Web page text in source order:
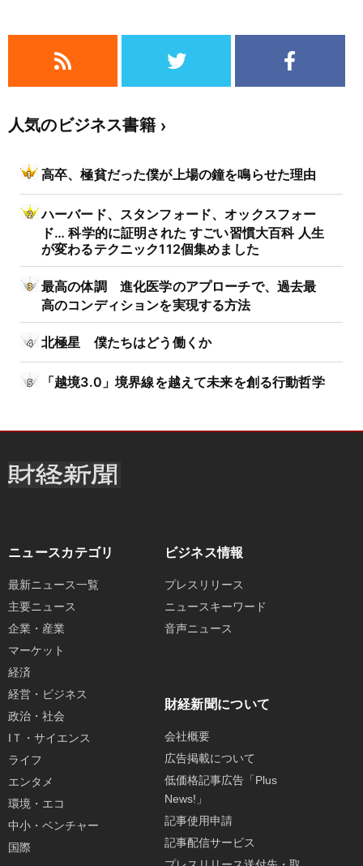
人気のビジネス書籍
高卒、極貧だった僕が上場の鐘を鳴らせた理由
ハーバード、スタンフォード、オックスフォー
ド… 科学的に証明された すごい習慣大百科 人生
が変わるテクニック112個集めました
最高の体調 進化医学のアプローチで、過去最
高のコンディションを実現する方法
北極星 僕たちはどう働くか
「越境3.0」境界線を越えて未来を創る行動哲学
ニュースカテゴリ
最新ニュース一覧
主要ニュース
企業・産業
マーケット
経済
経営・ビジネス
政治・社会
IＴ・サイエンス
ライフ
エンタメ
環境・エコ
中小・ベンチャー
国際
ビジネス情報
プレスリリース
ニュースキーワード
音声ニュース
財経新聞について
会社概要
広告掲載について
低価格記事広告「Plus
News!」
記事使用申請
記事配信サービス